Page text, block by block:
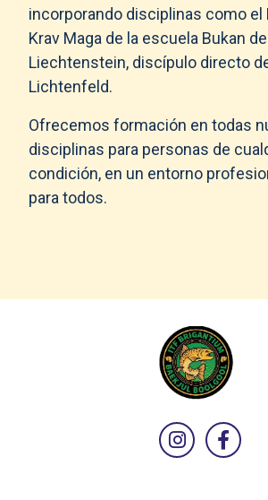
incorporando disciplinas como el
Krav Maga de la escuela Bukan
Liechtenstein, discípulo directo
Lichtenfeld.
Ofrecemos formación en todas
disciplinas para personas de
condición, en un entorno
para todos.